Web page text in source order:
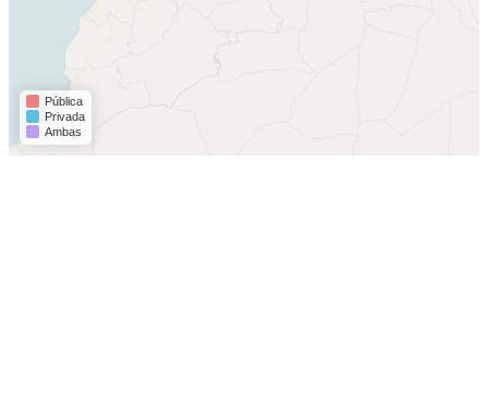
Pública
Privada
Ambas